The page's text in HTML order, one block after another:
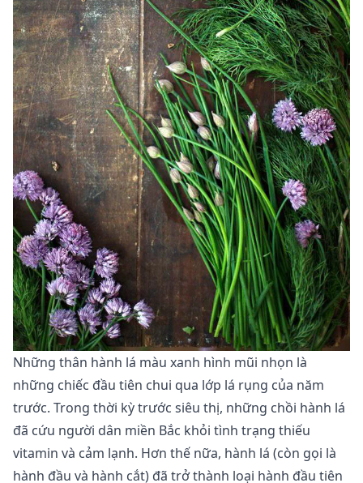
Những thân hành lá màu xanh hình mũi nhọn là
những chiếc đầu tiên chui qua lớp lá rụng của năm
trước. Trong thời kỳ trước siêu thị, những chồi hành lá
đã cứu người dân miền Bắc khỏi tình trạng thiếu
vitamin và cảm lạnh. Hơn thế nữa, hành lá (còn gọi là
hành đầu và hành cắt) đã trở thành loại hành đầu tiên